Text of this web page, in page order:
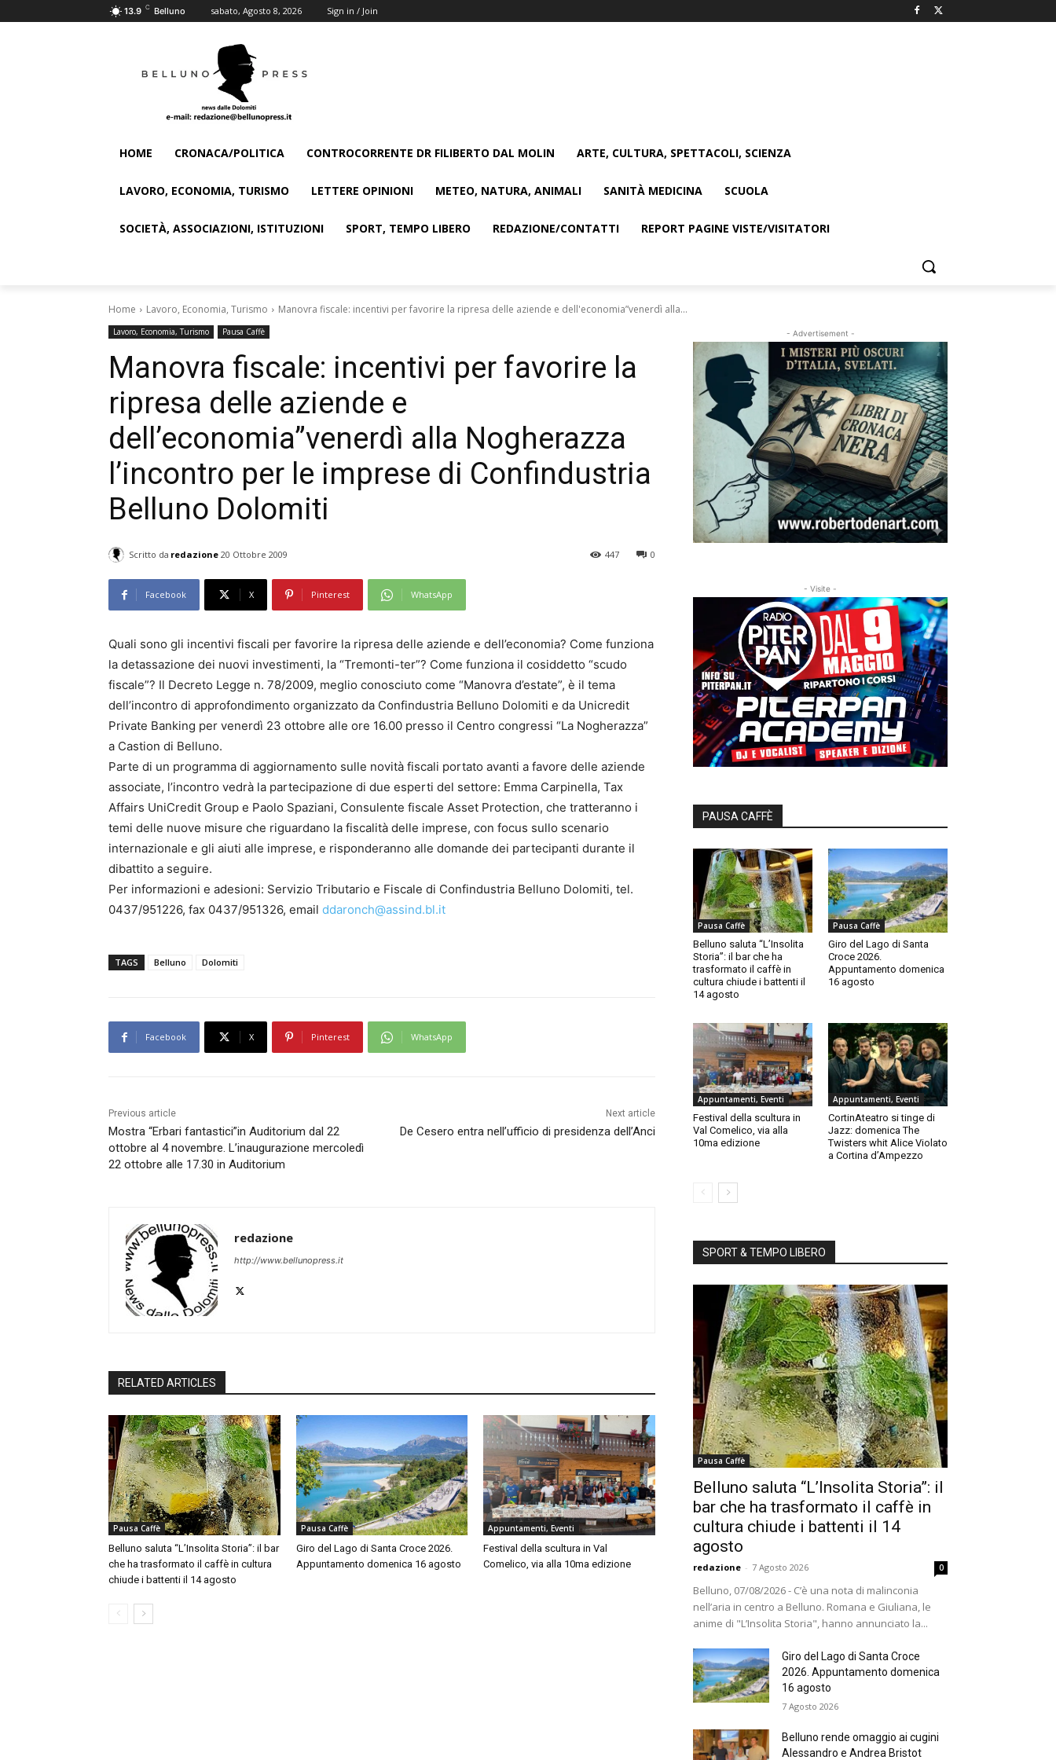
13.9 C Belluno sabato, Agosto 8, 2026 Sign in / Join
HOME CRONACA/POLITICA CONTROCORRENTE DR FILIBERTO DAL MOLIN ARTE, CULTURA, SPETTACOLI, SCIENZA
LAVORO, ECONOMIA, TURISMO LETTERE OPINIONI METEO, NATURA, ANIMALI SANITÀ MEDICINA SCUOLA
SOCIETÀ, ASSOCIAZIONI, ISTITUZIONI SPORT, TEMPO LIBERO REDAZIONE/CONTATTI REPORT PAGINE VISTE/VISITATORI
Home Lavoro, Economia, Turismo Manovra fiscale: incentivi per favorire la ripresa delle aziende e dell'economia”venerdì alla...
Lavoro, Economia, Turismo Pausa Caffè
Manovra fiscale: incentivi per favorire la
ripresa delle aziende e
dell’economia”venerdì alla Nogherazza
l’incontro per le imprese di Confindustria
Belluno Dolomiti
Scritto da redazione 20 Ottobre 2009 0
447
Facebook X Pinterest WhatsApp
Quali sono gli incentivi fiscali per favorire la ripresa delle aziende e dell’economia? Come funziona
la detassazione dei nuovi investimenti, la “Tremonti-ter”? Come funziona il cosiddetto “scudo
fiscale”? Il Decreto Legge n. 78/2009, meglio conosciuto come “Manovra d’estate”, è il tema
dell’incontro di approfondimento organizzato da Confindustria Belluno Dolomiti e da Unicredit
Private Banking per venerdì 23 ottobre alle ore 16.00 presso il Centro congressi “La Nogherazza”
a Castion di Belluno.
Parte di un programma di aggiornamento sulle novità fiscali portato avanti a favore delle aziende
associate, l’incontro vedrà la partecipazione di due esperti del settore: Emma Carpinella, Tax
Affairs UniCredit Group e Paolo Spaziani, Consulente fiscale Asset Protection, che tratteranno i
temi delle nuove misure che riguardano la fiscalità delle imprese, con focus sullo scenario
internazionale e gli aiuti alle imprese, e risponderanno alle domande dei partecipanti durante il
dibattito a seguire.
Per informazioni e adesioni: Servizio Tributario e Fiscale di Confindustria Belluno Dolomiti, tel.
0437/951226, fax 0437/951326, email ddaronch@assind.bl.it
TAGS Belluno Dolomiti
Facebook X Pinterest WhatsApp
Previous article
Mostra “Erbari fantastici”in Auditorium dal 22
ottobre al 4 novembre. L’inaugurazione mercoledì
22 ottobre alle 17.30 in Auditorium
Next article
De Cesero entra nell’ufficio di presidenza dell’Anci
redazione
http://www.bellunopress.it
RELATED ARTICLES
Pausa Caffè
Belluno saluta “L’Insolita Storia”: il bar
che ha trasformato il caffè in cultura
chiude i battenti il 14 agosto
Pausa Caffè
Giro del Lago di Santa Croce 2026.
Appuntamento domenica 16 agosto
Appuntamenti, Eventi
Festival della scultura in Val
Comelico, via alla 10ma edizione
- Advertisement -
- Visite -
PAUSA CAFFÈ
Pausa Caffè
Belluno saluta “L’Insolita
Storia”: il bar che ha
trasformato il caffè in
cultura chiude i battenti il
14 agosto
Pausa Caffè
Giro del Lago di Santa
Croce 2026.
Appuntamento domenica
16 agosto
Appuntamenti, Eventi
Festival della scultura in
Val Comelico, via alla
10ma edizione
Appuntamenti, Eventi
CortinAteatro si tinge di
Jazz: domenica The
Twisters whit Alice Violato
a Cortina d’Ampezzo
SPORT & TEMPO LIBERO
Pausa Caffè
Belluno saluta “L’Insolita Storia”: il
bar che ha trasformato il caffè in
cultura chiude i battenti il 14
agosto
redazione - 7 Agosto 2026 0
Belluno, 07/08/2026 - C’è una nota di malinconia
nell’aria in centro a Belluno. Romana e Giuliana, le
anime di "L’Insolita Storia", hanno annunciato la...
Giro del Lago di Santa Croce
2026. Appuntamento domenica
16 agosto
7 Agosto 2026
Belluno rende omaggio ai cugini
Alessandro e Andrea Bristot